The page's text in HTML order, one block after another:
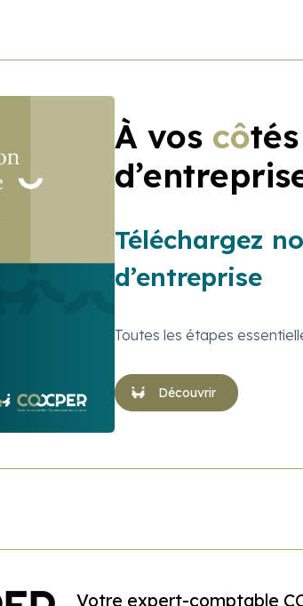
À vos cô
Téléchargez
d’entreprise
Toutes les étapes
Découvrir
Votre expert-comptable